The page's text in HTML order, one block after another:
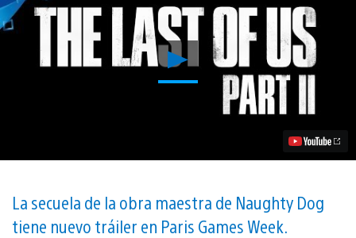
Reproducir
The
Last
–
del
Rompecabezas
Video
La secuela de la obra maestra de Naughty Dog
tiene nuevo tráiler en Paris Games Week.